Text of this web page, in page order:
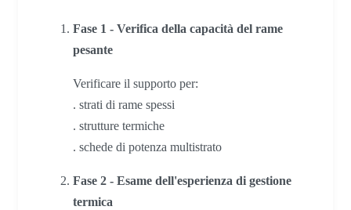
Fase 1 - Verifica della capacità del rame
pesante
Verificare il supporto per:
. strati di rame spessi
. strutture termiche
. schede di potenza multistrato
Fase 2 - Esame dell'esperienza di gestione
termica